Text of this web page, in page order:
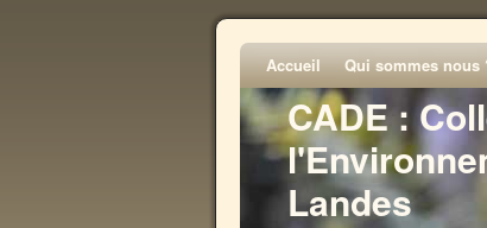
CADE :
Landes
Accueil Qui sommes nous